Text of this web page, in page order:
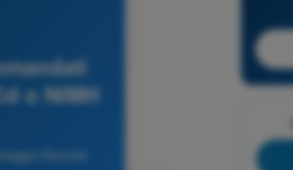
o NiMH
Remoto